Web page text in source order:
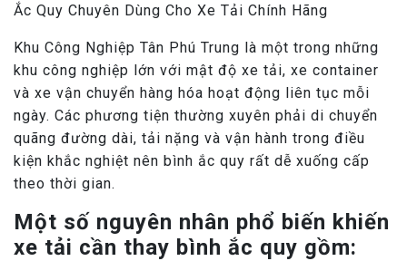
Ắc Quy Chuyên Dùng Cho Xe Tải Chính Hãng
Khu Công Nghiệp Tân Phú Trung là một trong những
khu công nghiệp lớn với mật độ xe tải, xe container
và xe vận chuyển hàng hóa hoạt động liên tục mỗi
ngày. Các phương tiện thường xuyên phải di chuyển
quãng đường dài, tải nặng và vận hành trong điều
kiện khắc nghiệt nên bình ắc quy rất dễ xuống cấp
theo thời gian.
Một số nguyên nhân phổ biến khiến
xe tải cần thay bình ắc quy gồm: